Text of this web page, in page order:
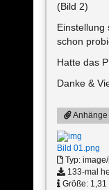
(Bild 2)
Einstellung
schon
Hatte das
Danke &
Anhänge
Bild 01.png
Typ:
133-mal
Größe: 1,31